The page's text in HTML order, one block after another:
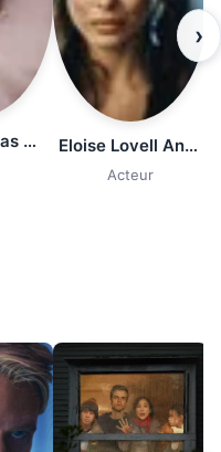
David Thomas Newman Eloise Lovell Anderson
Acteur
›